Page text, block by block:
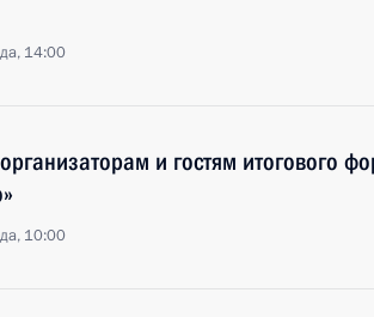
14:00
и гостям итогового
10:00